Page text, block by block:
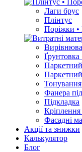
Лаги брус
Плінтус
Поріжки •
Фанера
Підкладка
Кріплення
Фасадні
Акції та знижки
Калькулятор
Блог